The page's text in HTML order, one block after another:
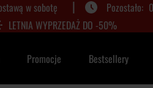
w sobotę |
LETNIA WYPRZEDAŻ DO -50%
Promocje Bestsellery